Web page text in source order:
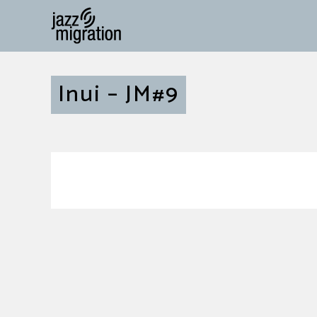
Inui – JM#9